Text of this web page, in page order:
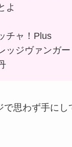
よ
チャ！Plus
ッジヴァンガー
で思わず手にし